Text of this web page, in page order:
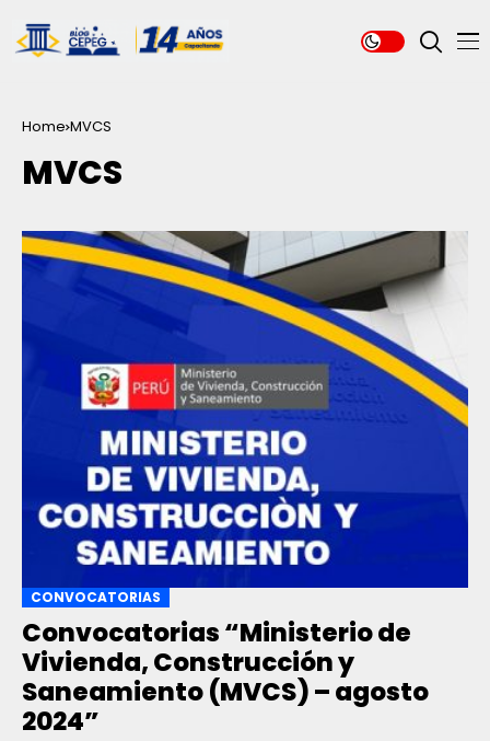
Home MVCS
MVCS
CONVOCATORIAS
Convocatorias “Ministerio de
Vivienda, Construcción y
Saneamiento (MVCS) – agosto
2024”